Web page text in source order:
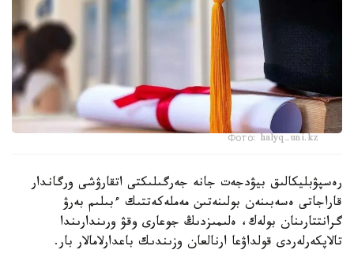
Фото: halyq-uni.kz
رەسپۋبليكالىق بيۋدجەت جانە جەرگىلىكتى اتقارۋشى ورگاندار
قاراجاتى ەسەبىنەن بولىنەتىن مەملەكەتتىك ءبىلىم بەرۋ
گرانتتارىنان بولەك، ەلىمىزدىڭ جوعارى وقۋ ورىندارىندا
تالاپكەرلەردى قولداۋعا ارنالعان وزىندىك باعدارلامالار بار.